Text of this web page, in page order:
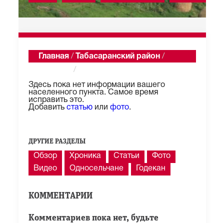
Главная / Табасаранский район /
/
Здесь пока нет информации вашего
населенного пункта. Самое время
исправить это.
Добавить статьюили фото.
ДРУГИЕ РАЗДЕЛЫ
Обзор Хроника Статьи
Фото
Видео
Односельчане Годекан
КОММЕНТАРИИ
Комментариев пока нет, будьте